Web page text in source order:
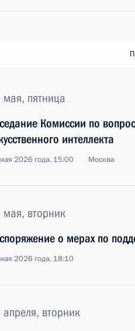
мая, пятница
Комиссии по
интеллекта
2026 года, 15:00 Москва
мая, вторник
о мерах по
2026 года, 18:10
вторник